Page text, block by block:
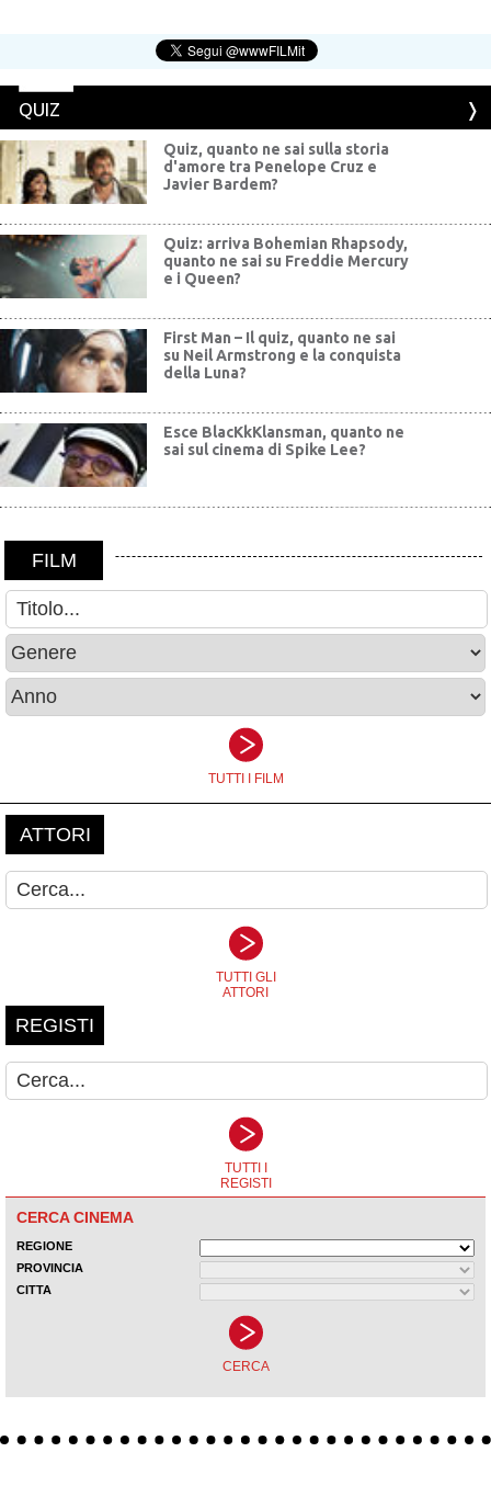
QUIZ
Quiz, quanto ne sai sulla storia
d'amore tra Penelope Cruz e
Javier Bardem?
Quiz: arriva Bohemian Rhapsody,
quanto ne sai su Freddie Mercury
e i Queen?
First Man – Il quiz, quanto ne sai
su Neil Armstrong e la conquista
della Luna?
Esce BlacKkKlansman, quanto ne
sai sul cinema di Spike Lee?